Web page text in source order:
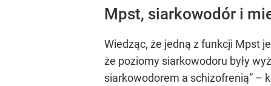
Mpst, siarkowodór i
Wiedząc, że jedną z funkcji Mpst
że poziomy siarkowodoru były
siarkowodorem a schizofrenią” –